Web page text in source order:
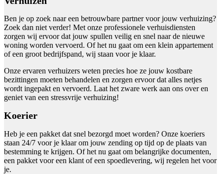
Ben je op zoek naar een betrouwbare partner voor jouw verhuizing?
Zoek dan niet verder! Met onze professionele verhuisdiensten
zorgen wij ervoor dat jouw spullen veilig en snel naar de nieuwe
woning worden vervoerd. Of het nu gaat om een klein appartement
of een groot bedrijfspand, wij staan voor je klaar.
Onze ervaren verhuizers weten precies hoe ze jouw kostbare
bezittingen moeten behandelen en zorgen ervoor dat alles netjes
wordt ingepakt en vervoerd. Laat het zware werk aan ons over en
geniet van een stressvrije verhuizing!
Koerier
Heb je een pakket dat snel bezorgd moet worden? Onze koeriers
staan 24/7 voor je klaar om jouw zending op tijd op de plaats van
bestemming te krijgen. Of het nu gaat om belangrijke documenten,
een pakket voor een klant of een spoedlevering, wij regelen het voor
je.